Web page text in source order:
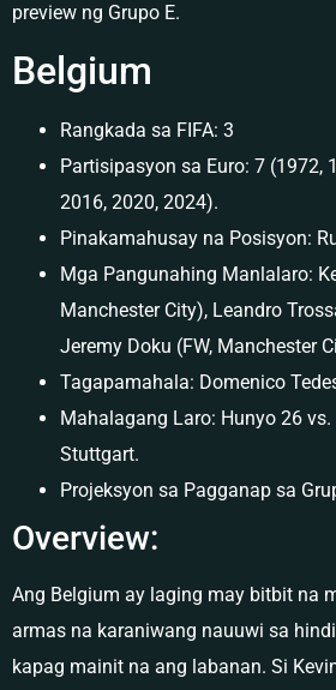
preview ng Grupo E.
Belgium
Rangkada sa FIFA: 3
Partisipasyon sa Euro: 7 (1972,
2016, 2020, 2024).
Pinakamahusay na Posisyon:
Mga Pangunahing Manlalaro:
Manchester City), Leandro
Jeremy Doku (FW, Manchester
Tagapamahala: Domenico
Mahalagang Laro: Hunyo 26 vs.
Stuttgart.
Projeksyon sa Pagganap sa
Overview:
Ang Belgium ay laging may bitbit na
armas na karaniwang nauuwi sa
kapag mainit na ang labanan. Si